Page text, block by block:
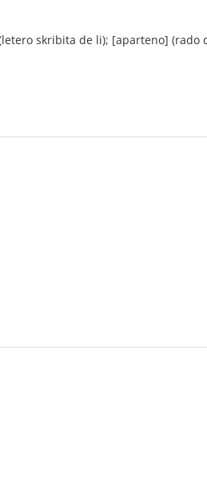
skribita de li); [aparteno] (rado